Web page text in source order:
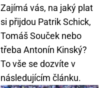
Zajímá vás, na jaký plat
si přijdou Patrik Schick,
Tomáš Souček nebo
třeba Antonín Kinský?
To vše se dozvíte v
následujícím článku.